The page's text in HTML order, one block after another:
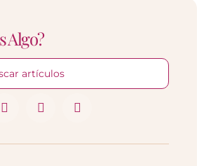
Algo?